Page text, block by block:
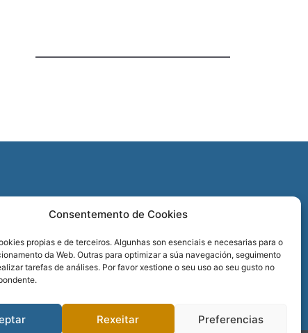
Consentemento de Cookies
propias e de terceiros. Algunhas son esenciais e necesarias para o
da Web. Outras para optimizar a súa navegación, seguimento
tarefas de análises. Por favor xestione o seu uso ao seu gusto no
Rexeitar Preferencias
REDES SOCIAIS